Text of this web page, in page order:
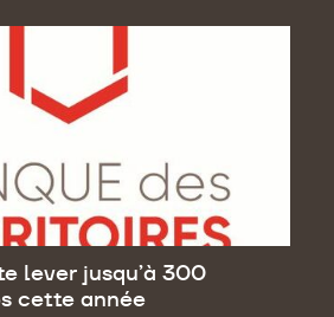
lever jusqu’à 300
cette année